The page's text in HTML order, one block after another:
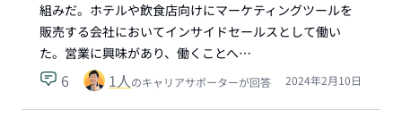
組みだ。ホテルや飲食店向けにマーケティングツールを
販売する会社においてインサイドセールスとして働い
た。営業に興味があり、働くことへ…
6 1人のキャリアサポーターが回答 2024年2月10日